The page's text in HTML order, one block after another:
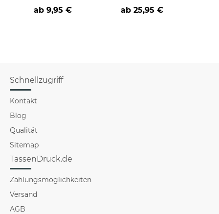
verschiedene Motive
ab 9,95 € ab 25,95 €
Schnellzugriff
Kontakt
Blog
Qualität
Sitemap
TassenDruck.de
Zahlungsmöglichkeiten
Versand
AGB